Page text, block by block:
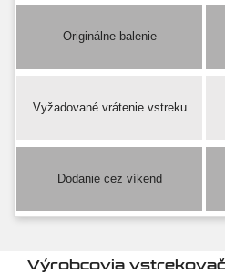
Originálne balenie
Vyžadované vrátenie vstreku
Dodanie cez víkend
Výrobcovia